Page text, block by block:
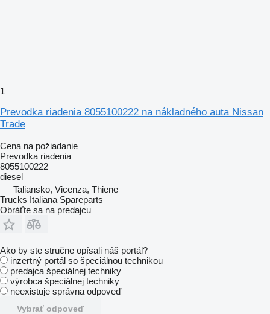
1
Prevodka riadenia 8055100222 na nákladného auta Nissan
Trade
Cena na požiadanie
Prevodka riadenia
8055100222
diesel
Taliansko, Vicenza, Thiene
Trucks Italiana Spareparts
Obráťte sa na predajcu
Ako by ste stručne opísali náš portál?
inzertný portál so špeciálnou technikou
predajca špeciálnej techniky
výrobca špeciálnej techniky
neexistuje správna odpoveď
Vybrať odpoveď